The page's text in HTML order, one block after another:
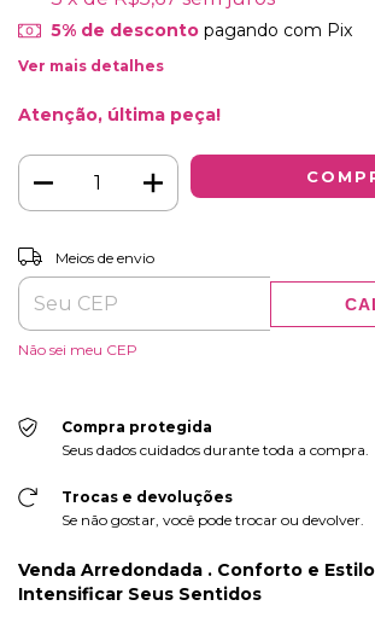
5% de descontopagando com Pix
Ver mais detalhes
Atenção, última peça!
Entregas para o CEP:
Meios de envio
Não sei meu CEP
Compra protegida
Seus dados cuidados durante toda a compra.
Trocas e devoluções
Se não gostar, você pode trocar ou devolver.
Venda Arredondada . Conforto e
Intensificar Seus Sentidos